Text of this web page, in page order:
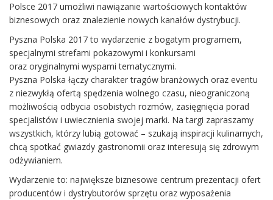
Polsce 2017 umożliwi nawiązanie wartościowych kontaktów
biznesowych oraz znalezienie nowych kanałów dystrybucji.
Pyszna Polska 2017 to wydarzenie z bogatym programem,
specjalnymi strefami pokazowymi i konkursami
oraz oryginalnymi wyspami tematycznymi.
Pyszna Polska łączy charakter tragów branżowych oraz eventu
z niezwykłą ofertą spędzenia wolnego czasu, nieograniczoną
możliwością odbycia osobistych rozmów, zasięgnięcia porad
specjalistów i uwiecznienia swojej marki. Na targi zapraszamy
wszystkich, którzy lubią gotować – szukają inspiracji kulinarnych,
chcą spotkać gwiazdy gastronomii oraz interesują się zdrowym
odżywianiem.
Wydarzenie to: największe biznesowe centrum prezentacji ofert
producentów i dystrybutorów sprzętu oraz wyposażenia